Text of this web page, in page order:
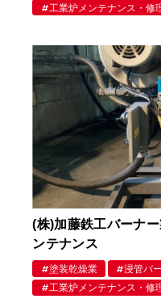
工業炉メンテナンス・修
(株)加藤鉄工バーナ
ンテナンス
塗装乾燥業 浸管バ
工業炉メンテナンス・修